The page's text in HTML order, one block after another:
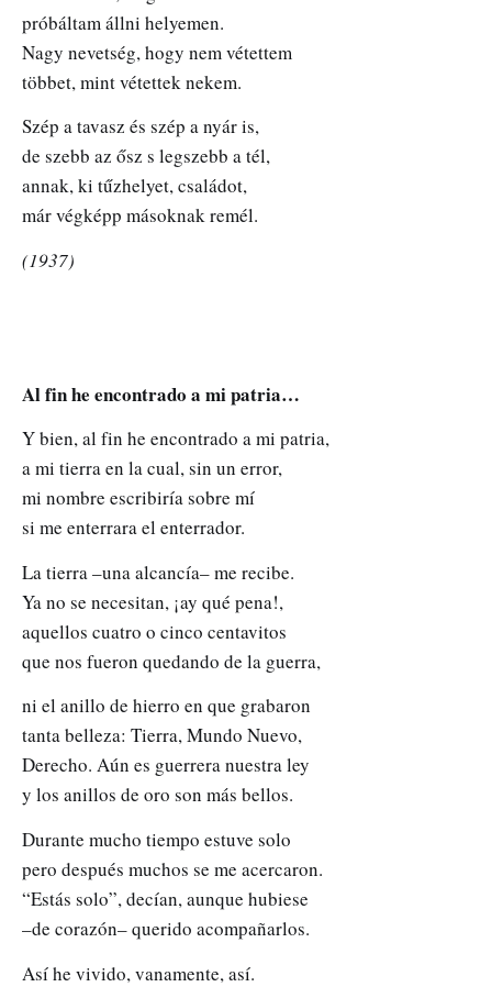
próbáltam állni helyemen.
Nagy nevetség, hogy nem vétettem
többet, mint vétettek nekem.
Szép a tavasz és szép a nyár is,
de szebb az ősz s legszebb a tél,
annak, ki tűzhelyet, családot,
már végképp másoknak remél.
(1937)
Al fin he encontrado a mi patria…
Y bien, al fin he encontrado a mi patria,
a mi tierra en la cual, sin un error,
mi nombre escribiría sobre mí
si me enterrara el enterrador.
La tierra –una alcancía– me recibe.
Ya no se necesitan, ¡ay qué pena!,
aquellos cuatro o cinco centavitos
que nos fueron quedando de la guerra,
ni el anillo de hierro en que grabaron
tanta belleza: Tierra, Mundo Nuevo,
Derecho. Aún es guerrera nuestra ley
y los anillos de oro son más bellos.
Durante mucho tiempo estuve solo
pero después muchos se me acercaron.
“Estás solo”, decían, aunque hubiese
–de corazón– querido acompañarlos.
Así he vivido, vanamente, así.